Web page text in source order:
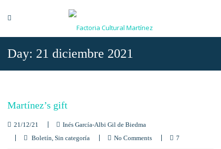
Day: 21 diciembre 2021
Martínez’s gift
21/12/21
Inés García-Albi Gil de Biedma
Boletín, Sin categoría No Comments 7